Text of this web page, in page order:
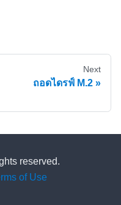
Next
ถอดไดรฟ์ M.2
reserved.
of Use